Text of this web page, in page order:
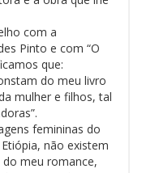
com a
Pinto e com “O
que:
do meu livro
mulher e filhos, tal
femininas do
não existem
do meu romance,